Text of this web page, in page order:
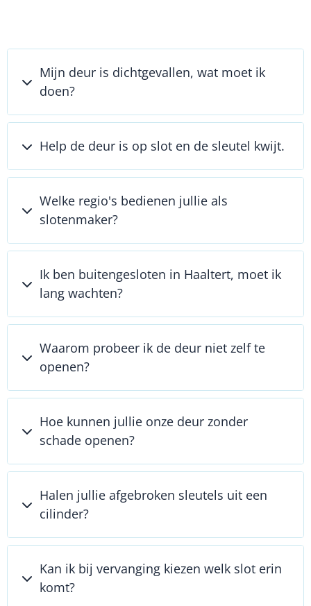
Mijn deur is dichtgevallen, wat moet ik
doen?
Help de deur is op slot en de sleutel kwijt.
Welke regio's bedienen jullie als
slotenmaker?
Ik ben buitengesloten in Haaltert, moet ik
lang wachten?
Waarom probeer ik de deur niet zelf te
openen?
Hoe kunnen jullie onze deur zonder
schade openen?
Halen jullie afgebroken sleutels uit een
cilinder?
Kan ik bij vervanging kiezen welk slot erin
komt?